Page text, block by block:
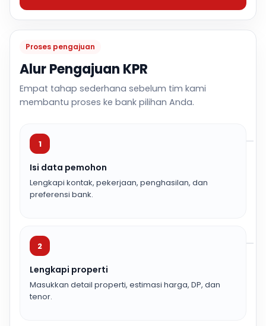
Proses pengajuan
Alur Pengajuan KPR
Empat tahap sederhana sebelum tim kami
membantu proses ke bank pilihan Anda.
1
Isi data pemohon
Lengkapi kontak, pekerjaan, penghasilan, dan
preferensi bank.
2
Lengkapi properti
Masukkan detail properti, estimasi harga, DP, dan
tenor.